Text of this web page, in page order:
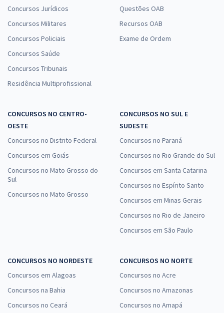
Concursos Jurídicos
Concursos Militares
Concursos Policiais
Concursos Saúde
Concursos Tribunais
Residência Multiprofissional
Questões OAB
Recursos OAB
Exame de Ordem
CONCURSOS NO CENTRO-
OESTE
Concursos no Distrito Federal
Concursos em Goiás
Concursos no Mato Grosso do
Sul
Concursos no Mato Grosso
CONCURSOS NO SUL E
SUDESTE
Concursos no Paraná
Concursos no Rio Grande do Sul
Concursos em Santa Catarina
Concursos no Espírito Santo
Concursos em Minas Gerais
Concursos no Rio de Janeiro
Concursos em São Paulo
CONCURSOS NO NORDESTE
Concursos em Alagoas
Concursos na Bahia
Concursos no Ceará
CONCURSOS NO NORTE
Concursos no Acre
Concursos no Amazonas
Concursos no Amapá